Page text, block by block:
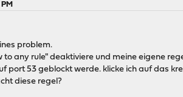
problem.
to any rule" deaktiviere und meine eigene
port 53 geblockt werde. klicke ich auf das
diese regel?